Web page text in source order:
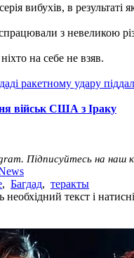
вибухів, в
спрацювали з
на себе не взяв.
ракетному удару
військ США з Іраку
Підписуйтесь на наш
, Багдад, теракты
текст і